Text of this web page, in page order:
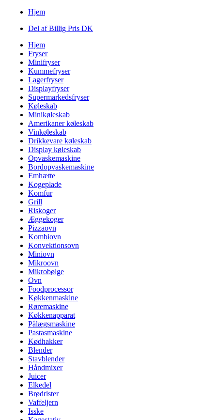
Hjem
Del af Billig Pris DK
Hjem
Fryser
Minifryser
Kummefryser
Lagerfryser
Displayfryser
Supermarkedsfryser
Køleskab
Minikøleskab
Amerikaner køleskab
Vinkøleskab
Drikkevare køleskab
Display køleskab
Opvaskemaskine
Bordopvaskemaskine
Emhætte
Kogeplade
Komfur
Grill
Riskoger
Æggekoger
Pizzaovn
Kombiovn
Konvektionsovn
Miniovn
Mikroovn
Mikrobølge
Ovn
Foodprocessor
Køkkenmaskine
Røremaskine
Køkkenapparat
Pålægsmaskine
Pastasmaskine
Kødhakker
Blender
Stavblender
Håndmixer
Juicer
Elkedel
Brødrister
Vaffeljern
Isske